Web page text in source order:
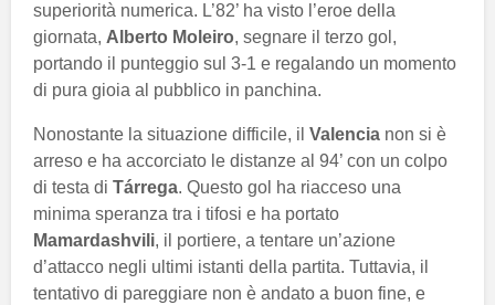
superiorità numerica. L’82’ ha visto l’eroe della
giornata, Alberto Moleiro, segnare il terzo gol,
portando il punteggio sul 3-1 e regalando un momento
di pura gioia al pubblico in panchina.
Nonostante la situazione difficile, il Valencia non si è
arreso e ha accorciato le distanze al 94’ con un colpo
di testa di Tárrega. Questo gol ha riacceso una
minima speranza tra i tifosi e ha portato
Mamardashvili, il portiere, a tentare un’azione
d’attacco negli ultimi istanti della partita. Tuttavia, il
tentativo di pareggiare non è andato a buon fine, e